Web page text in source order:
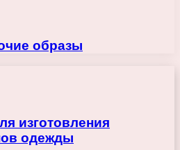
образы
изготовления
одежды